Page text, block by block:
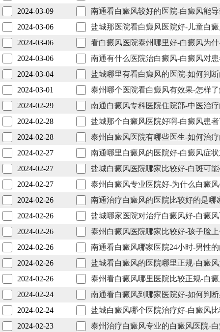
2024-03-09
南通看白癜风较好的医院-白癜风能
2024-03-06
盐城那医院看白癜风医院好-儿童白
2024-03-06
看白癜风医院泰州哪里好-白癜风为
2024-03-06
南通有什么医院治白癜风-白癜风对
2024-03-04
盐城哪里有看白癜风的医院-如何判
2024-03-01
泰州哪个医院看白癜风有效果-怎样
2024-02-29
南通白癜风专科医院住院部-中医治
2024-02-28
盐城那个白癜风医院好啊-白癜风患
2024-02-28
泰州白癜风医院有哪些医生-如何治
2024-02-27
南通哪里白癜风的医院好-白癜风症
2024-02-27
盐城白癜风医院哪家比较好-白斑可
2024-02-27
泰州白癜风专业医院好-为什么白癜
2024-02-26
南通治疗白癜风的医院比较好的是
2024-02-26
盐城哪家医院对治疗白癜风好-白癜
2024-02-26
泰州白癜风医院哪家比较好-孩子脸
2024-02-26
南通看白癜风哪家医院24小时-男性
2024-02-26
盐城看白癜风的医院哪里正规-白癜
2024-02-26
泰州看白癜风哪里医院比较正规-白
2024-02-24
南通看白癜风到哪家医院好-如何判
2024-02-24
盐城白癜风哪个医院治疗好-白癜风
2024-02-23
泰州治疗白癜风专业的白癜风医院-